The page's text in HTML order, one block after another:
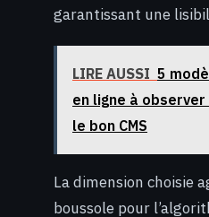
garantissant une
LIRE AUSSI 5
en ligne à
le bon CMS
La dimension choisie
boussole pour